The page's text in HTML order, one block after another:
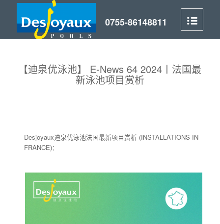
【迪泉优泳池】 E-News 64 2024丨法国最
新泳池项目赏析
Desjoyaux迪泉优泳池法国最新项目赏析 (INSTALLATIONS IN
FRANCE)：